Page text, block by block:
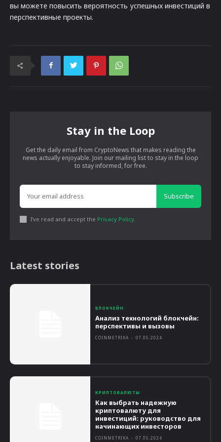
вы можете повысить вероятность успешных инвестиций в
перспективные проекты.
Stay in the Loop
Get the daily email from CryptoNews that makes reading the
news actually enjoyable. Join our mailing list to stay in the loop
to stay informed, for free.
Subscribe
I've read and accept the Privacy Policy
Latest stories
БЛОКЧЕЙН
Анализ технологий блокчейн:
перспективы и вызовы
COINMETRIKA - 07.05.2024
КРИПТОВАЛЮТЫ
Как выбрать надежную
криптовалюту для
инвестиций: руководство для
начинающих инвесторов
COINMETRIKA - 07.05.2024